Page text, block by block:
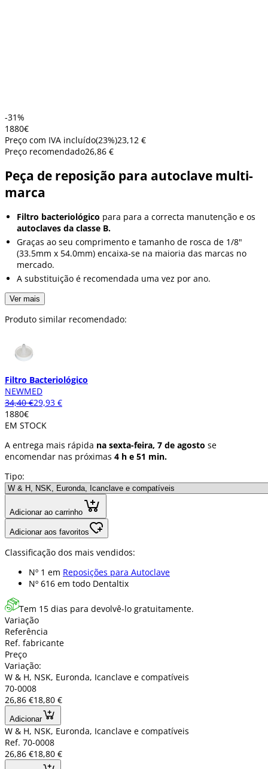
-31%
1880€
Preço com IVA incluído(23%)23,12 €
Preço recomendado26,86 €
Peça de reposição para autoclave multi-
marca
Filtro bacteriológico para para a correcta manutenção e os
autoclaves da classe B.
Graças ao seu comprimento e tamanho de rosca de 1/8"
(33.5mm x 54.0mm) encaixa-se na maioria das marcas no
mercado.
A substituição é recomendada uma vez por ano.
Ver mais
Produto similar recomendado:
Filtro Bacteriológico
NEWMED
34,40 €29,93 €
1880€
EM STOCK
A entrega mais rápida na sexta-feira, 7 de agosto se
encomendar nas próximas 4 h e 51 min.
Tipo:
Adicionar ao carrinho
Adicionar aos favoritos
Classificação dos mais vendidos:
Nº 1 em Reposições para Autoclave
Nº 616 em todo Dentaltix
Tem 15 dias para devolvê-lo gratuitamente.
Variação
Referência
Ref. fabricante
Preço
Variação:
W & H, NSK, Euronda, Icanclave e compatíveis
70-0008
26,86 €18,80 €
Adicionar
W & H, NSK, Euronda, Icanclave e compatíveis
Ref. 70-0008
26,86 €18,80 €